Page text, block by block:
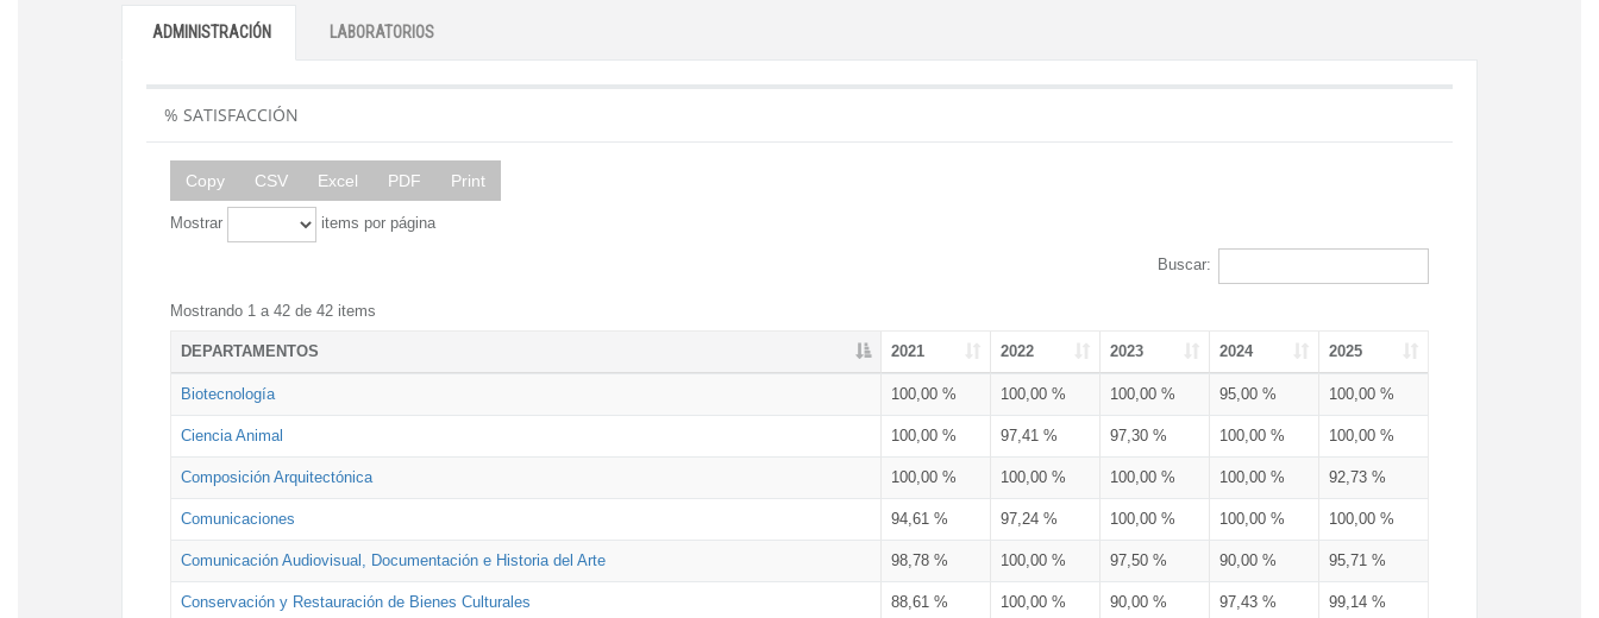
ADMINISTRACIÓN LABORATORIOS
% SATISFACCIÓN
Copy CSV Excel PDF Print
Mostrar items por página
Buscar:
Mostrando 1 a 42 de 42 items
DEPARTAMENTOS 2021 2022 2023 2024 2025
Biotecnología 100,00 % 100,00 % 100,00 % 95,00 % 100,00 %
Ciencia Animal 100,00 % 97,41 % 97,30 % 100,00 % 100,00 %
Composición Arquitectónica 100,00 % 100,00 % 100,00 % 100,00 % 92,73 %
Comunicaciones 94,61 % 97,24 % 100,00 % 100,00 % 100,00 %
Comunicación Audiovisual, Documentación e Historia del Arte 98,78 % 100,00 % 97,50 % 90,00 % 95,71 %
Conservación y Restauración de Bienes Culturales 88,61 % 100,00 % 90,00 % 97,43 % 99,14 %